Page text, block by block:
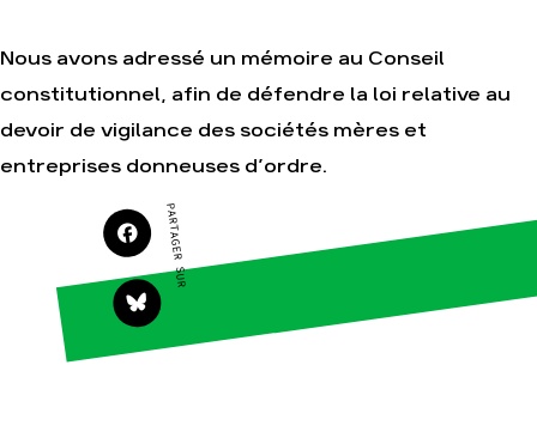
Agir
terrain
Agir au quotidien
Soutenir les
campagnes
Transmettre tout ou
partie de son
patrimoine
Télécharger
Nos
thématiques
Climat – Énergie
Surproduction
Finance
Nous avons adressé un mémoire au Conseil
constitutionnel, afin de défendre la loi relative au
devoir de vigilance des sociétés mères et
entreprises donneuses d’ordre.
PARTAGER SUR